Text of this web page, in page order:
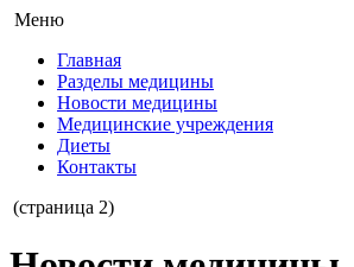
Меню
Главная
Разделы медицины
Новости медицины
Медицинские учреждения
Диеты
Контакты
(страница 2)